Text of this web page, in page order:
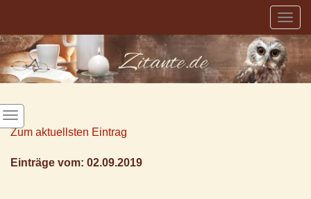
Zum aktuellsten Eintrag
Einträge vom: 02.09.2019